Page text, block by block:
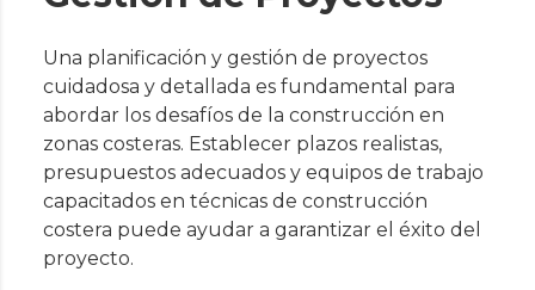
Una planificación y gestión de proyectos
cuidadosa y detallada es fundamental para
abordar los desafíos de la construcción en
zonas costeras. Establecer plazos realistas,
presupuestos adecuados y equipos de trabajo
capacitados en técnicas de construcción
costera puede ayudar a garantizar el éxito del
proyecto.